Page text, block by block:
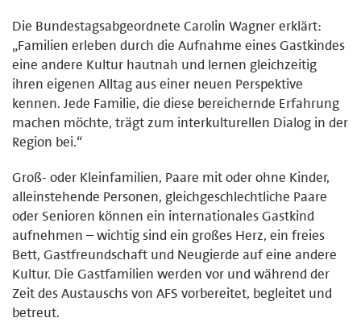
Die Bundestagsabgeordnete Carolin Wagner erklärt:
„Familien erleben durch die Aufnahme eines Gastkindes
eine andere Kultur hautnah und lernen gleichzeitig
ihren eigenen Alltag aus einer neuen Perspektive
kennen. Jede Familie, die diese bereichernde Erfahrung
machen möchte, trägt zum interkulturellen Dialog in der
Region bei.“
Groß- oder Kleinfamilien, Paare mit oder ohne Kinder,
alleinstehende Personen, gleichgeschlechtliche Paare
oder Senioren können ein internationales Gastkind
aufnehmen – wichtig sind ein großes Herz, ein freies
Bett, Gastfreundschaft und Neugierde auf eine andere
Kultur. Die Gastfamilien werden vor und während der
Zeit des Austauschs von AFS vorbereitet, begleitet und
betreut.